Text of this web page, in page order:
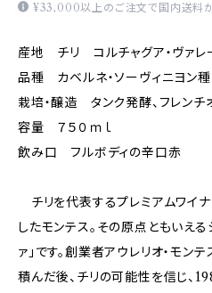
¥33,000以上のご注文で国内送料が
産地 チリ コルチャグア・ヴァレ
品種 カベルネ・ソーヴィニヨン種
栽培・醸造 タンク発酵、フレンチ
容量 ７５０ｍｌ
飲み口 フルボディの辛口赤
チリを代表するプレミアムワイ
したモンテス。その原点ともいえる
ァ」です。創業者アウレリオ・モ
積んだ後、チリの可能性を信じ、